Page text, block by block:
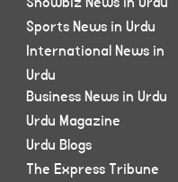
Sports News in Urdu
International News in
Urdu
Business News in Urdu
Urdu Magazine
Urdu Blogs
The Express Tribune